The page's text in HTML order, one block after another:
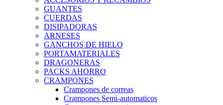
GUANTES
CUERDAS
DISIPADORAS
ARNESES
GANCHOS DE HIELO
PORTAMATERIALES
DRAGONERAS
PACKS AHORRO
CRAMPONES
Crampones de correas
Crampones Semi-automaticos